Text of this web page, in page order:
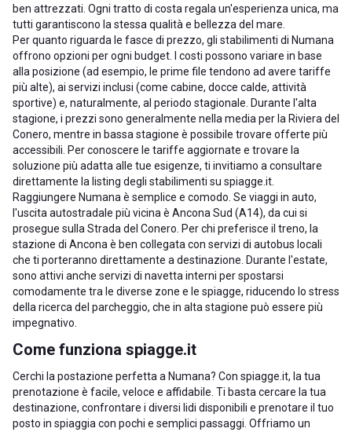
ben attrezzati. Ogni tratto di costa regala un'esperienza unica, ma
tutti garantiscono la stessa qualità e bellezza del mare.
Per quanto riguarda le fasce di prezzo, gli stabilimenti di Numana
offrono opzioni per ogni budget. I costi possono variare in base
alla posizione (ad esempio, le prime file tendono ad avere tariffe
più alte), ai servizi inclusi (come cabine, docce calde, attività
sportive) e, naturalmente, al periodo stagionale. Durante l'alta
stagione, i prezzi sono generalmente nella media per la Riviera del
Conero, mentre in bassa stagione è possibile trovare offerte più
accessibili. Per conoscere le tariffe aggiornate e trovare la
soluzione più adatta alle tue esigenze, ti invitiamo a consultare
direttamente la listing degli stabilimenti su spiagge.it.
Raggiungere Numana è semplice e comodo. Se viaggi in auto,
l'uscita autostradale più vicina è Ancona Sud (A14), da cui si
prosegue sulla Strada del Conero. Per chi preferisce il treno, la
stazione di Ancona è ben collegata con servizi di autobus locali
che ti porteranno direttamente a destinazione. Durante l'estate,
sono attivi anche servizi di navetta interni per spostarsi
comodamente tra le diverse zone e le spiagge, riducendo lo stress
della ricerca del parcheggio, che in alta stagione può essere più
impegnativo.
Come funziona spiagge.it
Cerchi la postazione perfetta a Numana? Con spiagge.it, la tua
prenotazione è facile, veloce e affidabile. Ti basta cercare la tua
destinazione, confrontare i diversi lidi disponibili e prenotare il tuo
posto in spiaggia con pochi e semplici passaggi. Offriamo un